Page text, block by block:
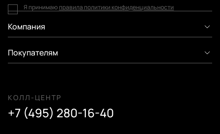
Компания
Покупателям
КОЛЛ-ЦЕНТР
+7 (495) 280-16-40
Я принимаю правила политики конфиденциальности